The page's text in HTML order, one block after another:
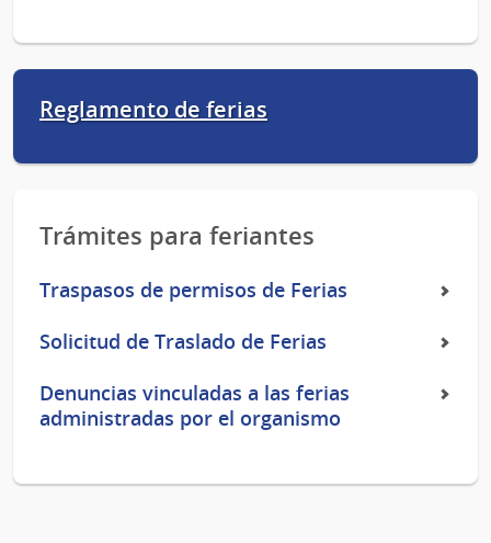
Reglamento de ferias
Trámites para feriantes
Traspasos de permisos de Ferias
Solicitud de Traslado de Ferias
Denuncias vinculadas a las ferias
administradas por el organismo